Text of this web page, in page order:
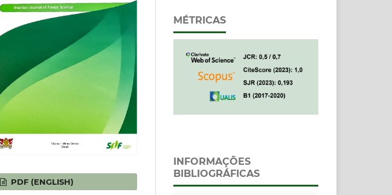
PDF (ENGLISH)
MÉTRICAS
INFORMAÇÕES
BIBLIOGRÁFICAS